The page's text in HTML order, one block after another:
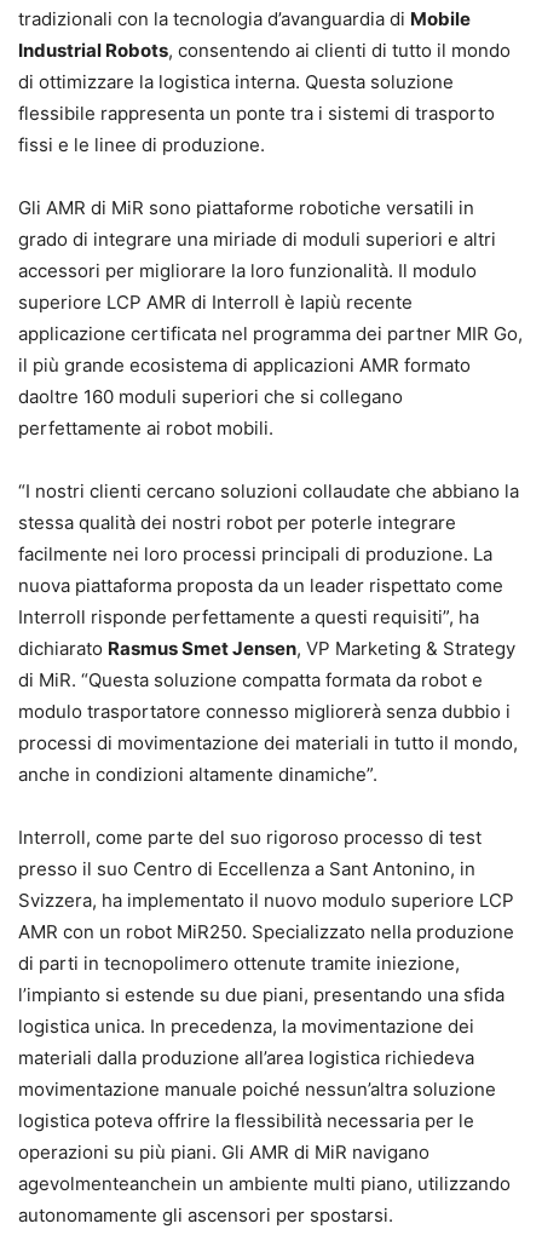
tradizionali con la tecnologia d’avanguardia di Mobile
Industrial Robots, consentendo ai clienti di tutto il mondo
di ottimizzare la logistica interna. Questa soluzione
flessibile rappresenta un ponte tra i sistemi di trasporto
fissi e le linee di produzione.
Gli AMR di MiR sono piattaforme robotiche versatili in
grado di integrare una miriade di moduli superiori e altri
accessori per migliorare la loro funzionalità. Il modulo
superiore LCP AMR di Interroll è lapiù recente
applicazione certificata nel programma dei partner MIR Go,
il più grande ecosistema di applicazioni AMR formato
daoltre 160 moduli superiori che si collegano
perfettamente ai robot mobili.
“I nostri clienti cercano soluzioni collaudate che abbiano la
stessa qualità dei nostri robot per poterle integrare
facilmente nei loro processi principali di produzione. La
nuova piattaforma proposta da un leader rispettato come
Interroll risponde perfettamente a questi requisiti”, ha
dichiarato Rasmus Smet Jensen, VP Marketing & Strategy
di MiR. “Questa soluzione compatta formata da robot e
modulo trasportatore connesso migliorerà senza dubbio i
processi di movimentazione dei materiali in tutto il mondo,
anche in condizioni altamente dinamiche”.
Interroll, come parte del suo rigoroso processo di test
presso il suo Centro di Eccellenza a Sant Antonino, in
Svizzera, ha implementato il nuovo modulo superiore LCP
AMR con un robot MiR250. Specializzato nella produzione
di parti in tecnopolimero ottenute tramite iniezione,
l’impianto si estende su due piani, presentando una sfida
logistica unica. In precedenza, la movimentazione dei
materiali dalla produzione all’area logistica richiedeva
movimentazione manuale poiché nessun’altra soluzione
logistica poteva offrire la flessibilità necessaria per le
operazioni su più piani. Gli AMR di MiR navigano
agevolmenteanchein un ambiente multi piano, utilizzando
autonomamente gli ascensori per spostarsi.